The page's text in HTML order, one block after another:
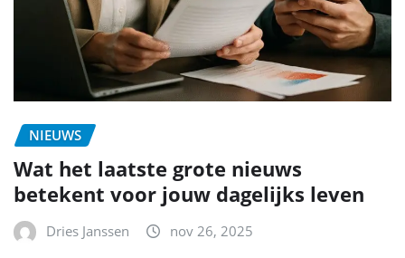
NIEUWS
Wat het laatste grote nieuws
betekent voor jouw dagelijks leven
Dries Janssen nov 26, 2025